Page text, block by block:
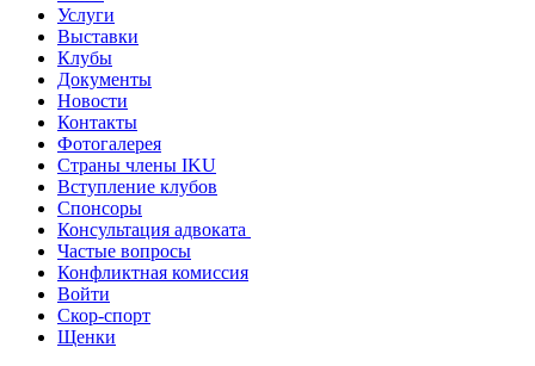
Услуги
Выставки
Клубы
Документы
Новости
Контакты
Фотогалерея
Страны члены IKU
Вступление клубов​
Спонсоры
Консультация адвоката ​
Частые вопросы
Конфликтная комиссия
Войти
Скор-спорт
Щенки